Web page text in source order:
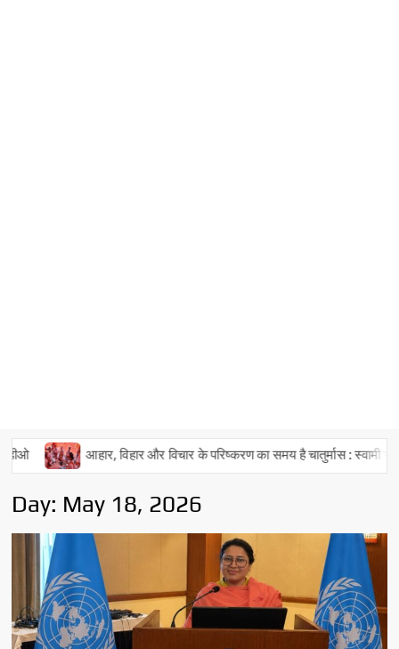
आहार, विहार और विचार के परिष्करण का समय है चातुर्मास : स्वामी भवानीनन्दन यति
Day: May 18, 2026